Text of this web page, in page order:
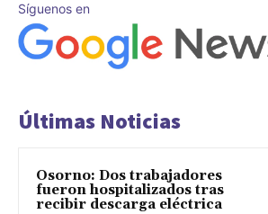
Síguenos en
Últimas Noticias
Osorno: Dos trabajadores
fueron hospitalizados tras
recibir descarga eléctrica